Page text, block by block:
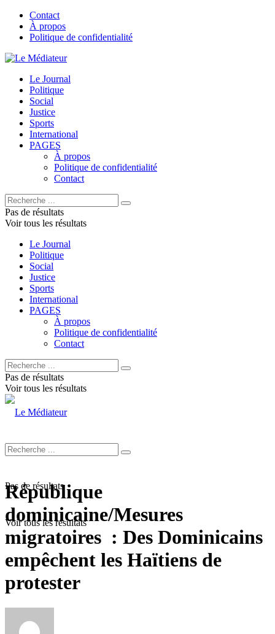
Contact
À propos
Politique de confidentialité
Le Journal
Politique
Social
Justice
Sports
International
PAGES
À propos
Politique de confidentialité
Contact
Pas de résultats
Voir tous les résultats
Le Journal
Politique
Social
Justice
Sports
International
PAGES
À propos
Politique de confidentialité
Contact
Pas de résultats
Voir tous les résultats
Pas de résultats
Voir tous les résultats
République
dominicaine/Mesures
migratoires : Des Dominicains
empêchent les Haïtiens de
protester